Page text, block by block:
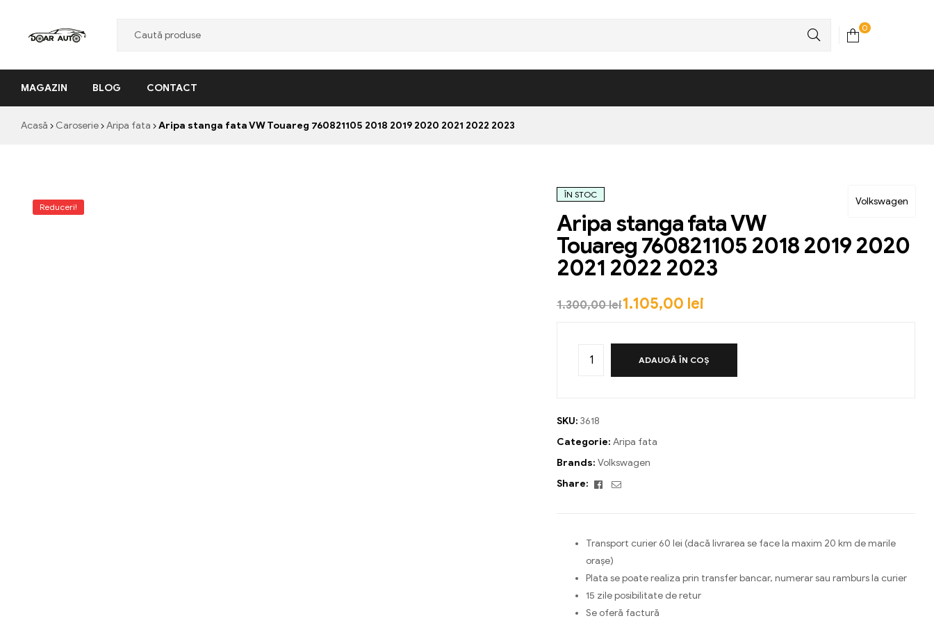
Auto
"Nascut
profesionalism"
0
MAGAZIN BLOG CONTACT
Acasă Caroserie Aripa fata Aripa stanga fata VW Touareg 760821105 2018 2019 2020 2021 2022 2023
Reduceri! Volkswagen
ÎN STOC
Aripa stanga fata VW
Touareg 760821105 2018 2019 2020
2021 2022 2023
1.300,00lei1.105,00 lei
ADAUGĂ ÎN COȘ
SKU: 3618
Categorie: Aripa fata
Brands: Volkswagen
Share:
Facebook
Email
Transport curier 60 lei (dacă livrarea se face la maxim 20 km de marile
orașe)
Plata se poate realiza prin transfer bancar, numerar sau ramburs la curier
15 zile posibilitate de retur
Se oferă factură